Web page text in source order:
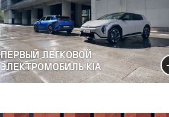
ПЕРВЫЙ ЛЕГКОВОЙ
ЭЛЕКТРОМОБИЛЬ KIA